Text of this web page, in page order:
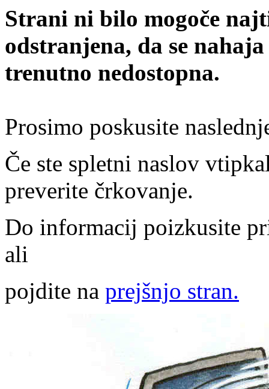
Strani ni bilo mogoče
odstranjena, da se
trenutno nedostopna.
Prosimo poskusite
Če ste spletni naslov
preverite črkovanje.
Do informacij poizkusite
ali
pojdite na prejšnjo stran.